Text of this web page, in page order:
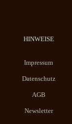
HINWEISE
Impressum
Datenschutz
AGB
Newsletter